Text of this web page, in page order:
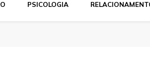
PSICOLOGIA